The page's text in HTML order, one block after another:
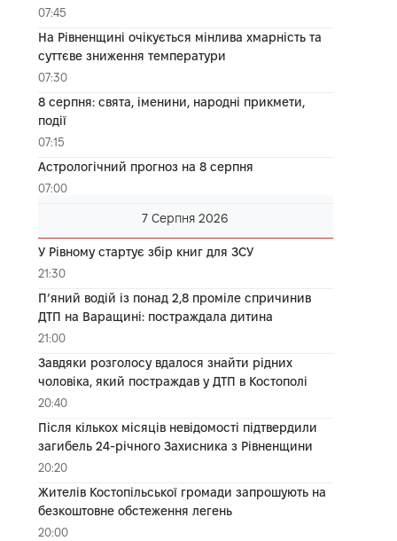
07:45
На Рівненщині очікується мінлива хмарність та
суттєве зниження температури
07:30
8 серпня: свята, іменини, народні прикмети,
події
07:15
Астрологічний прогноз на 8 серпня
07:00
7 Серпня 2026
У Рівному стартує збір книг для ЗСУ
21:30
П’яний водій із понад 2,8 проміле спричинив
ДТП на Варащині: постраждала дитина
21:00
Завдяки розголосу вдалося знайти рідних
чоловіка, який постраждав у ДТП в Костополі
20:40
Після кількох місяців невідомості підтвердили
загибель 24-річного Захисника з Рівненщини
20:20
Жителів Костопільської громади запрошують на
безкоштовне обстеження легень
20:00